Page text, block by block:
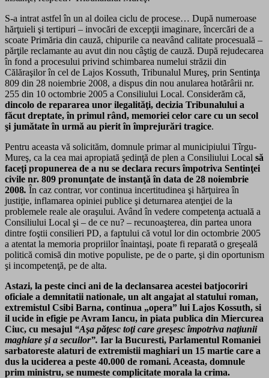
S-a intrat astfel în un al doilea ciclu de procese… După numeroase
hărţuieli şi tertipuri – invocări de excepţii imaginare, încercări de a
scoate Primăria din cauză, chipurile ca neavând calitate procesuală –
părţile reclamante au avut din nou câştig de cauză. După rejudecarea
în fond a procesului privind schimbarea numelui străzii din
Călăraşilor în cel de Lajos Kossuth, Tribunalul Mureş, prin Sentinţa
809 din 28 noiembrie 2008, a dispus din nou anularea hotărârii nr.
255 din 10 octombrie 2005 a Consiliului Local. Considerăm că,
dincolo de repararea unor ilegalităţi, decizia Tribunalului a
făcut dreptate, în primul rând, memoriei celor care cu un secol
şi jumătate în urmă au pierit în împrejurări tragice.
Pentru aceasta vă solicităm, domnule primar al municipiului Tîrgu-
Mureş, ca la cea mai apropiată şedinţă de plen a Consiliului Local să
faceţi propunerea de a nu se declara recurs împotriva Sentinţei
civile nr. 809 pronunţate de instanţă în data de 28 noiembrie
2008. În caz contrar, vor continua incertitudinea şi hărţuirea în
justiţie, inflamarea opiniei publice şi deturnarea atenţiei de la
problemele reale ale oraşului. Având în vedere competenţa actuală a
Consiliului Local şi – de ce nu? – recunoaşterea, din partea unora
dintre foştii consilieri PD, a faptului că votul lor din octombrie 2005
a atentat la memoria propriilor înaintaşi, poate fi reparată o greşeală
politică comisă din motive populiste, pe de o parte, şi din oportunism
şi incompetenţă, pe de alta.
Astazi, la peste cinci ani de la declansarea acestei batjocoriri
oficiale a demnitatii nationale, un alt angajat al statului roman,
extremistul Csibi Barna, continua „opera” lui Lajos Kossuth, si
il ucide in efigie pe Avram Iancu, in piata publica din Miercurea
Ciuc, cu mesajul “Aşa păţesc toţi care greşesc împotriva naţiunii
maghiare şi a secuilor”. Iar la Bucuresti, Parlamentul Romaniei
sarbatoreste alaturi de extremistii maghiari un 15 martie care a
dus la uciderea a peste 40.000 de romani. Aceasta, domnule
prim ministru, se numeste complicitate morala la crima.